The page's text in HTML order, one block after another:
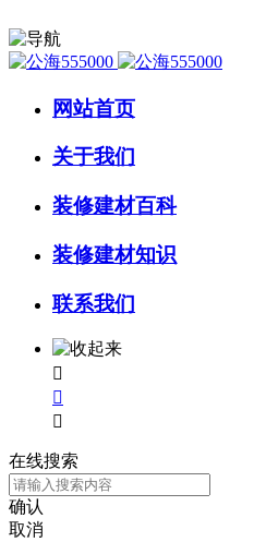
网站首页
关于我们
装修建材百科
装修建材知识
联系我们



在线搜索
确认
取消